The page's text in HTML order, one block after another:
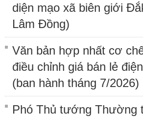
diện mạo xã biên giới
Lâm Đồng)
Văn bản hợp nhất cơ
điều chỉnh giá bán lẻ
(ban hành tháng 7/2026)
Phó Thủ tướng Thường